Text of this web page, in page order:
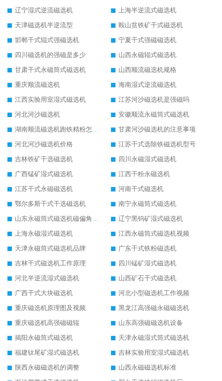
辽宁湿式逆流磁选机
上海半逆流式磁选机
天津磁选机半逆流型
鞍山贫铁矿干式磁选机
邯郸干式辊式强磁选机
宁夏干式强磁磁选机
四川磁选机的强磁是多少
山西永磁辊式磁选机
甘肃干式永磁筒式磁选机
山西顺流磁选机规格
重庆顺流磁选机
海南湿式逆流磁选机
江西实验用室湿式磁选机
江苏河沙磁选机是强磁吗
河北河沙磁选机
安徽顺流永磁筒式磁选机
湖南顺流磁选机跑铁精粉怎么处理
甘肃河沙磁选机的注意事项
河北河沙磁选机价格
江苏干式选除铁磁选机型号
吉林铁矿干选磁选机
四川永磁湿式磁选机
广西锰矿湿式磁选机
江西干粉永磁选机
江苏干式永磁磁选机
河南干式磁选机
鄂尔多斯干式干选磁选机
南宁永磁筒式磁选机
山东永磁筒式磁选机磁偏角怎么调整
辽宁黑钨矿湿式磁选机
上海永磁湿式磁选机
江西永磁筒式磁选机视频
天津永磁筒式磁选机品牌
广东干式铁粉磁选机
吉林干式磁选机工作原理
四川锰矿湿式磁选机
河北半逆流湿式磁选机
山西矿石干式磁选机
广西干式大块磁选机
河北小型磁选机工作视频
重庆磁选机原理图及视频
黑龙江高强磁永磁磁选机
重庆磁选机高强磁磁辊
山东高强磁磁选机设备
揭阳永磁筒式磁选机
天津永磁湿式筒式磁选机
福建钛尾矿湿式磁选机
吉林实验用室湿式磁选机
陕西永磁磁选机的调整
山西永磁磁选机标准